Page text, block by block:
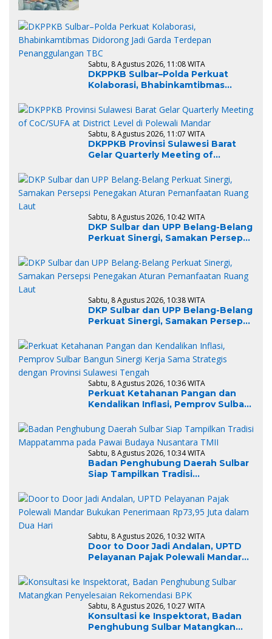
Sabtu, 8 Agustus 2026, 11:08 WITA
DKPPKB Sulbar–Polda Perkuat
Kolaborasi, Bhabinkamtibmas
Penanggulangan TBC
Sabtu, 8 Agustus 2026, 11:07 WITA
DKPPKB Provinsi Sulawesi Barat
Gelar Quarterly Meeting of
Polewali Mandar
Sabtu, 8 Agustus 2026, 10:42 WITA
DKP Sulbar dan UPP Belang-Belang
Perkuat Sinergi, Samakan Persepsi
Ruang Laut
Sabtu, 8 Agustus 2026, 10:38 WITA
DKP Sulbar dan UPP Belang-Belang
Perkuat Sinergi, Samakan Persepsi
Ruang Laut
Sabtu, 8 Agustus 2026, 10:36 WITA
Perkuat Ketahanan Pangan dan
Kendalikan Inflasi, Pemprov Sulbar
Strategis dengan Provinsi Sulawesi
Tengah
Sabtu, 8 Agustus 2026, 10:34 WITA
Badan Penghubung Daerah Sulbar
Siap Tampilkan Tradisi
Nusantara TMII
Sabtu, 8 Agustus 2026, 10:32 WITA
Door to Door Jadi Andalan, UPTD
Pelayanan Pajak Polewali Mandar
dalam Dua Hari
Sabtu, 8 Agustus 2026, 10:27 WITA
Konsultasi ke Inspektorat, Badan
Penghubung Sulbar Matangkan